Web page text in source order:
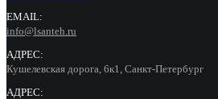
EMAIL:
info@lsanteh.ru
АДРЕС:
Кушелевская дорога, 6к1, Санкт-Петербург
АДРЕС: